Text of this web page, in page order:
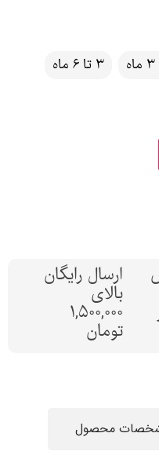
3 تا 6 ماه
ارسال رایگان
بالای
1,500,000
تومان
محصول